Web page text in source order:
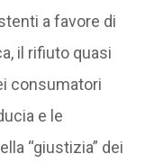
a favore di
il rifiuto quasi
consumatori
e le
“giustizia” dei